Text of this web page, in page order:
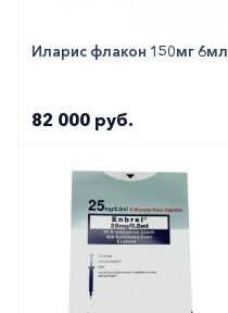
Иларис флакон 150мг 6мл
82 000 руб.